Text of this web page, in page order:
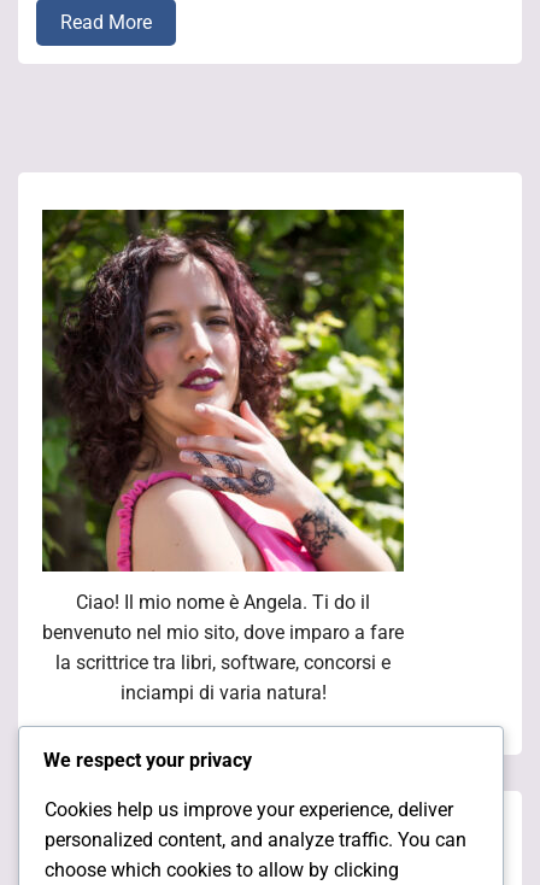
Read More
Ciao! Il mio nome è Angela. Ti do il
benvenuto nel mio sito, dove imparo a fare
la scrittrice tra libri, software, concorsi e
inciampi di varia natura!
Pagine
We respect your privacy
Cookies help us improve your experience, deliver
personalized content, and analyze traffic. You can
choose which cookies to allow by clicking